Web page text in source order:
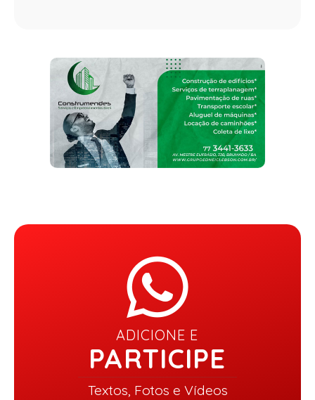
ADICIONE E
PARTICIPE
Textos, Fotos e Vídeos